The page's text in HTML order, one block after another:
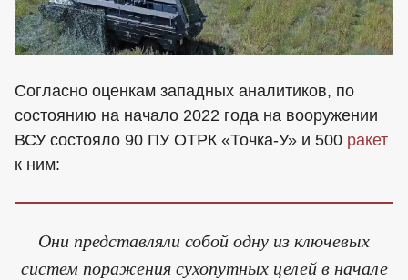
Согласно оценкам западных аналитиков, по
состоянию на начало 2022 года на вооружении
ВСУ состояло 90 ПУ ОТРК «Точка-У» и 500 ракет
к ним:
Они представляли собой одну из ключевых
систем поражения сухопутных целей в начале